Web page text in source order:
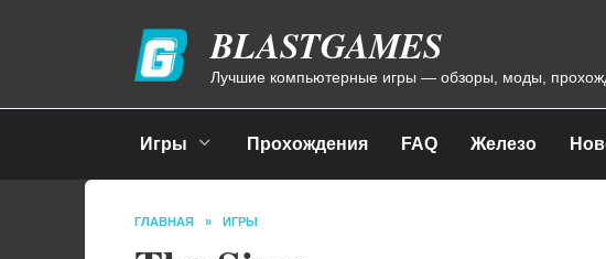
BLASTGAMES
Лучшие компьютерные игры — обзоры, моды,
Игры Прохождения FAQ Железо
ГЛАВНАЯ » ИГРЫ